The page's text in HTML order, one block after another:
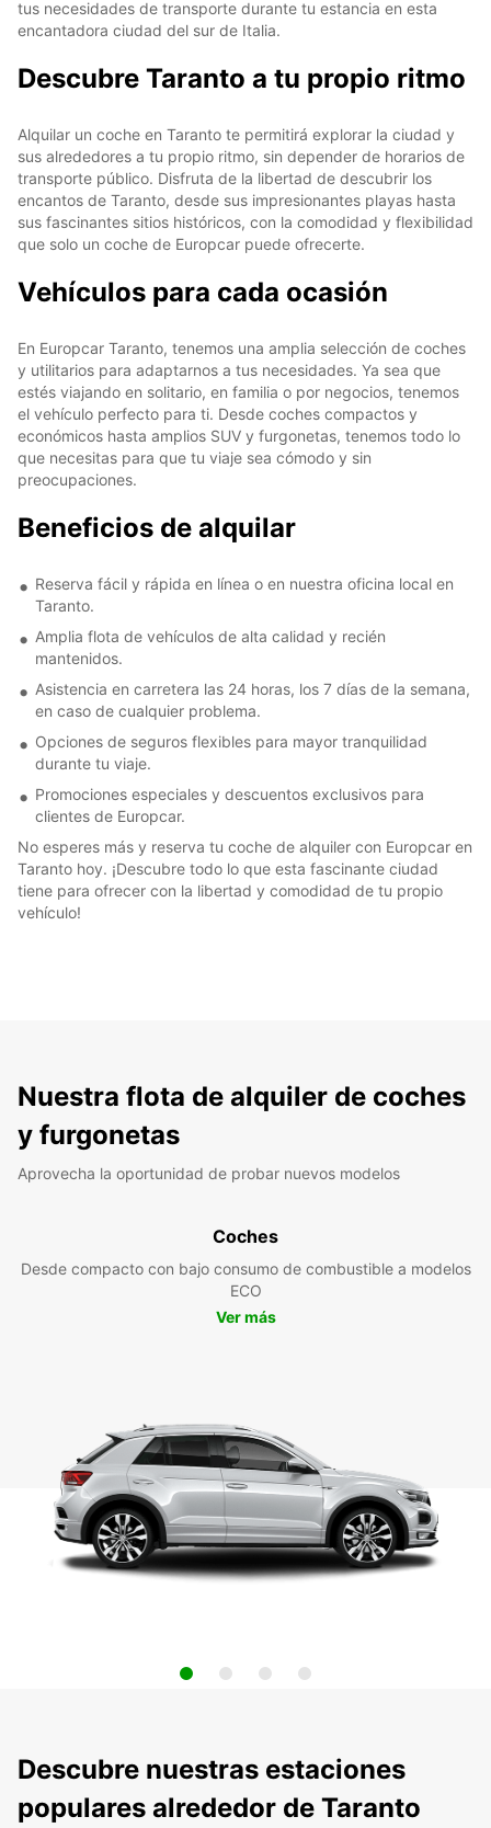
tus necesidades de transporte durante tu estancia en esta
encantadora ciudad del sur de Italia.
Descubre Taranto a tu propio ritmo
Alquilar un coche en Taranto te permitirá explorar la ciudad y
sus alrededores a tu propio ritmo, sin depender de horarios de
transporte público. Disfruta de la libertad de descubrir los
encantos de Taranto, desde sus impresionantes playas hasta
sus fascinantes sitios históricos, con la comodidad y flexibilidad
que solo un coche de Europcar puede ofrecerte.
Vehículos para cada ocasión
En Europcar Taranto, tenemos una amplia selección de coches
y utilitarios para adaptarnos a tus necesidades. Ya sea que
estés viajando en solitario, en familia o por negocios, tenemos
el vehículo perfecto para ti. Desde coches compactos y
económicos hasta amplios SUV y furgonetas, tenemos todo lo
que necesitas para que tu viaje sea cómodo y sin
preocupaciones.
Beneficios de alquilar
Reserva fácil y rápida en línea o en nuestra oficina local en
Taranto.
Amplia flota de vehículos de alta calidad y recién
mantenidos.
Asistencia en carretera las 24 horas, los 7 días de la semana,
en caso de cualquier problema.
Opciones de seguros flexibles para mayor tranquilidad
durante tu viaje.
Promociones especiales y descuentos exclusivos para
clientes de Europcar.
No esperes más y reserva tu coche de alquiler con Europcar en
Taranto hoy. ¡Descubre todo lo que esta fascinante ciudad
tiene para ofrecer con la libertad y comodidad de tu propio
vehículo!
Nuestra flota de alquiler de coches
y furgonetas
Aprovecha la oportunidad de probar nuevos modelos
Coches
Desde compacto con bajo consumo de combustible a modelos
ECO
Ver más
Descubre nuestras estaciones
populares alrededor de Taranto